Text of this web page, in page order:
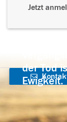
Jetzt
der Tod
Ewigkeit.